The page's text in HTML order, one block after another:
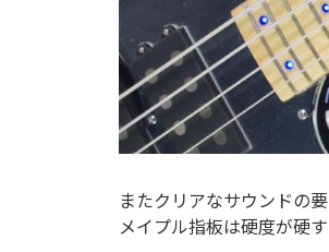
またクリアなサウンドの
メイプル指板は硬度が硬